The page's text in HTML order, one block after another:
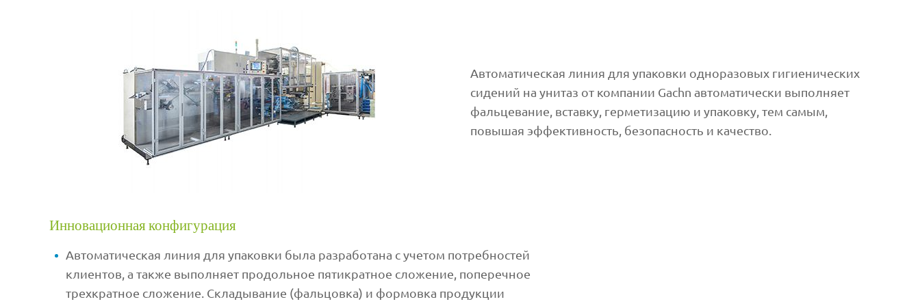
Автоматическая линия для упаковки одноразовых гигиенических
сидений на унитаз от компании Gachn автоматически выполняет
фальцевание, вставку, герметизацию и упаковку, тем самым,
повышая эффективность, безопасность и качество.
Инновационная конфигурация
Автоматическая линия для упаковки была разработана с учетом потребностей
клиентов, а также выполняет продольное пятикратное сложение, поперечное
трехкратное сложение. Складывание (фальцовка) и формовка продукции